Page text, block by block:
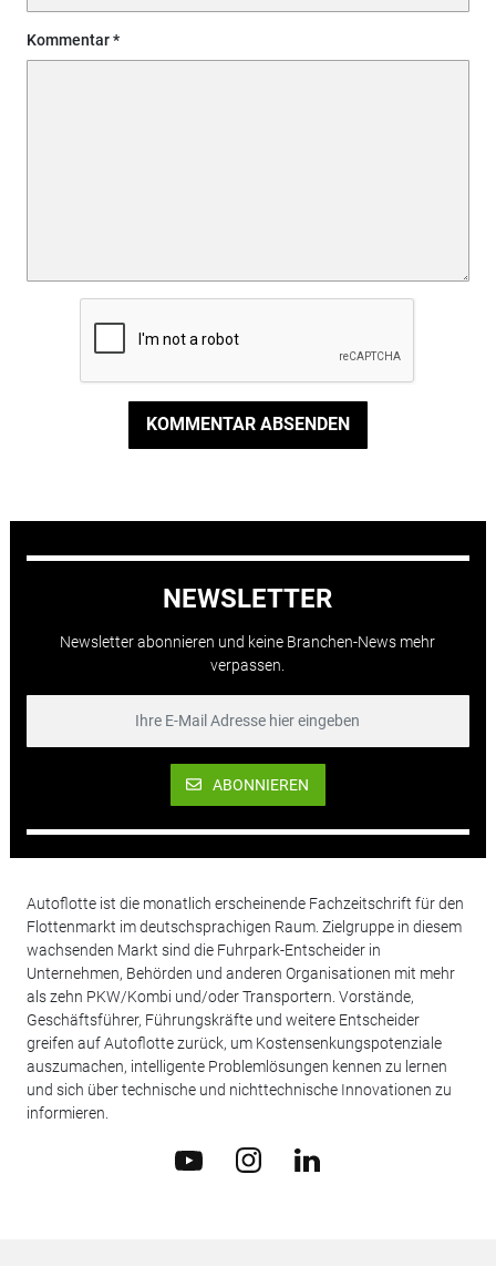
Kommentar
KOMMENTAR ABSENDEN
NEWSLETTER
Newsletter abonnieren und keine Branchen-News mehr
verpassen.
ABONNIEREN
Autoflotte ist die monatlich erscheinende Fachzeitschrift für den
Flottenmarkt im deutschsprachigen Raum. Zielgruppe in diesem
wachsenden Markt sind die Fuhrpark-Entscheider in
Unternehmen, Behörden und anderen Organisationen mit mehr
als zehn PKW/Kombi und/oder Transportern. Vorstände,
Geschäftsführer, Führungskräfte und weitere Entscheider
greifen auf Autoflotte zurück, um Kostensenkungspotenziale
auszumachen, intelligente Problemlösungen kennen zu lernen
und sich über technische und nichttechnische Innovationen zu
informieren.